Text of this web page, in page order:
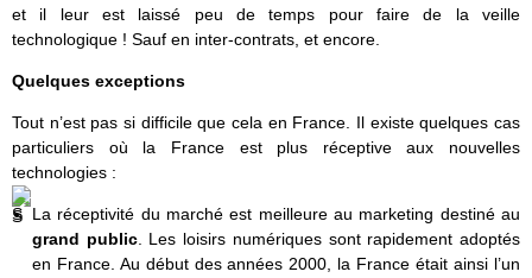
et il leur est laissé peu de temps pour faire de la veille
technologique ! Sauf en inter-contrats, et encore.
Quelques exceptions
Tout n’est pas si difficile que cela en France. Il existe quelques cas
particuliers où la France est plus réceptive aux nouvelles
technologies :
La réceptivité du marché est meilleure au marketing destiné au
grand public. Les loisirs numériques sont rapidement adoptés
en France. Au début des années 2000, la France était ainsi l’un